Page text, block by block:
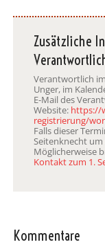
Zusätzliche
Verantwortlich
Unger, im
E-Mail des
Website: https://
registrierung/
Falls dieser
Seitenknecht
Möglicherweise
Kontakt zum 1.
Kommentare